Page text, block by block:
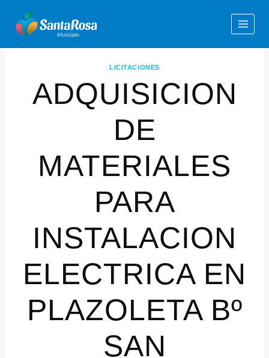
LICITACIONES
ADQUISICION
DE
MATERIALES
PARA
INSTALACION
ELECTRICA EN
PLAZOLETA Bº
SAN